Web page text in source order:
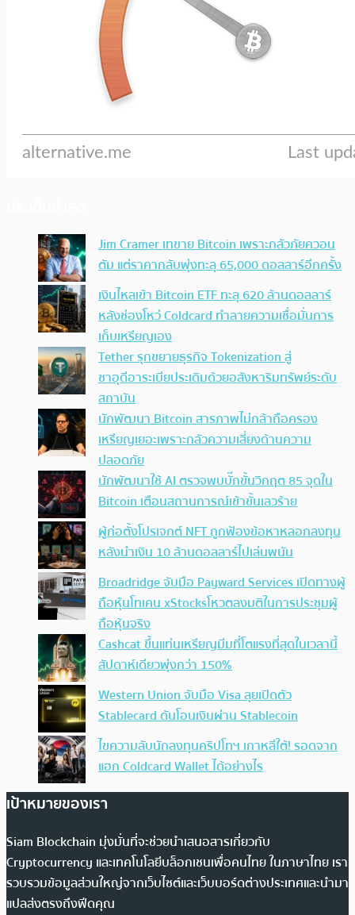
Jim Cramer เทขาย Bitcoin เพราะกลัวภัยควอน
ตัม แต่ราคากลับพุ่งทะลุ 65,000 ดอลลาร์อีกครั้ง
เงินไหลเข้า Bitcoin ETF ทะลุ 620 ล้านดอลลาร์
หลังช่องโหว่ Coldcard ทำลายความเชื่อมั่นการ
เก็บเหรียญเอง
Tether รุกขยายธุรกิจ Tokenization สู่
ซาอุดีอาระเบียประเดิมด้วยอสังหาริมทรัพย์ระดับ
สถาบัน
นักพัฒนา Bitcoin สารภาพไม่กล้าถือครอง
เหรียญเยอะเพราะกลัวความเสี่ยงด้านความ
ปลอดภัย
นักพัฒนาใช้ AI ตรวจพบบั๊กขั้นวิกฤต 85 จุดใน
Bitcoin เตือนสถานการณ์เข้าขั้นเลวร้าย
ผู้ก่อตั้งโปรเจกต์ NFT ถูกฟ้องข้อหาหลอกลงทุน
หลังนำเงิน 10 ล้านดอลลาร์ไปเล่นพนัน
Broadridge จับมือ Payward Services เปิดทางผู้
ถือหุ้นโทเคน xStocksโหวตลงมติในการประชุมผู้
ถือหุ้นจริง
Cashcat ขึ้นแท่นเหรียญมีมที่โตแรงที่สุดในเวลานี้
สัปดาห์เดียวพุ่งกว่า 150%
Western Union จับมือ Visa ลุยเปิดตัว
Stablecard ดันโอนเงินผ่าน Stablecoin
ไขความลับนักลงทุนคริปโทฯ เกาหลีใต้! รอดจาก
แฮก Coldcard Wallet ได้อย่างไร
เป้าหมายของเรา
Siam Blockchain มุ่งมั่นที่จะช่วยนำเสนอสารเกี่ยวกับ
Cryptocurrency และเทคโนโลยีบล็อกเชนเพื่อคนไทย ในภาษาไทย เรา
รวบรวมข้อมูลส่วนใหญ่จากเว็บไซต์และเว็บบอร์ดต่างประเทศและนำมา
แปลส่งตรงถึงฟีดคุณ